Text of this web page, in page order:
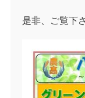
是非、ご覧下